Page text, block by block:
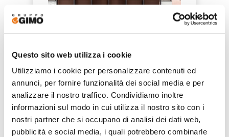
Questo sito web utilizza i cookie
Utilizziamo i cookie per personalizzare contenuti ed
annunci, per fornire funzionalità dei social media e per
analizzare il nostro traffico. Condividiamo inoltre
informazioni sul modo in cui utilizza il nostro sito con i
nostri partner che si occupano di analisi dei dati web,
pubblicità e social media, i quali potrebbero combinarle
FOR YOU - FY004